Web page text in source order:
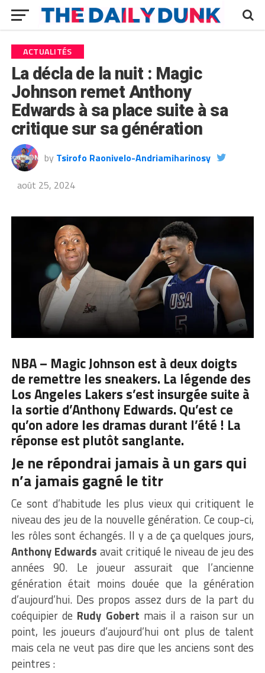
ACTUALITÉS
La décla de la nuit : Magic
Johnson remet Anthony
Edwards à sa place suite à sa
critique sur sa génération
by Tsirofo Raonivelo-Andriamiharinosy
août 25, 2024
NBA – Magic Johnson est à deux doigts
de remettre les sneakers. La légende des
Los Angeles Lakers s’est insurgée suite à
la sortie d’Anthony Edwards. Qu’est ce
qu’on adore les dramas durant l’été ! La
réponse est plutôt sanglante.
Je ne répondrai jamais à un gars qui
n’a jamais gagné le titr
Ce sont d’habitude les plus vieux qui critiquent le
niveau des jeu de la nouvelle génération. Ce coup-ci,
les rôles sont échangés. Il y a de ça quelques jours,
Anthony Edwards avait critiqué le niveau de jeu des
années 90. Le joueur assurait que l’ancienne
génération était moins douée que la génération
d’aujourd’hui. Des propos assez durs de la part du
coéquipier de Rudy Gobert mais il a raison sur un
point, les joueurs d’aujourd’hui ont plus de talent
mais cela ne veut pas dire que les anciens sont des
peintres :